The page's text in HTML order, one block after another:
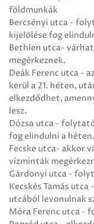
földmunkák
Bercsényi utca -
kijelölése fog
Bethlen utca-
megérkeznek.
Deák Ferenc utca -
kerül a 21. héten,
elkezdődhet,
lesz.
Dózsa utca -
fog elindulni a héten.
Fecske utca- akkor
vízminták
Gárdonyi utca -
Kecskés Tamás
utcából levonulnak
Móra Ferenc utca -